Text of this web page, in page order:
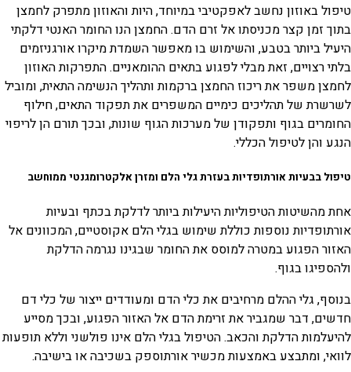
טיפול באוזון נחשב לאפקטיבי במיוחד, היות והאוזון מתפרק לחמצן
בתוך זמן קצר מכניסתו אל זרם הדם. החמצן הנו החומר האנטי דלקתי
היעיל ביותר בטבע, והשימוש בו מאפשר השמדת מיקרו אורגניזמים
בלתי רצויים, זאת מבלי לפגוע בתאים ההומאניים. התפרקות האוזון
לחמצן משפר את ריכוז החמצן ברקמות ותהליך הנשימה התאית, ומוביל
לשרשרת של תהליכים כימיים המשפרים את תפקוד התאים, חילוף
החומרים בגוף ותפקודן של מערכות הגוף שונות, ובכך תורם הן לריפוי
הנגע והן לטיפול הכללי.
טיפול בבעיות אורתופדיות בעזרת גלי הלם ומזרן אלקטרומגנטי ממוחשב
אחת מהשיטות הטיפוליות היעילות ביותר לדלקת בכתף ובעיות
אורתופדיות נוספות כוללת שימוש בגלי הלם אקוסטיים, המכוונים אל
האזור הפגוע במטרה למוסס את החומר שבגינו נגרמה הדלקת
ולהספיגו בגוף.
בנוסף, גלי ההלם מרחיבים את כלי הדם ומעודדים ייצור של כלי דם
חדשים, דבר שמגביר את זרימת הדם אל האזור הפגוע, ובכך מסייע
להיעלמות הדלקת והכאב. הטיפול בגלי הלם אינו פולשני וללא תופעות
לוואי, ומתבצע באמצעות מכשיר אורתוספק בשכיבה או בישיבה.